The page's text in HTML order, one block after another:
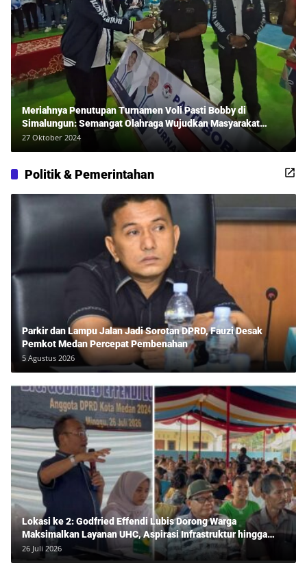
Meriahnya Penutupan Turnamen Voli Pasti Bobby di
Simalungun: Semangat Olahraga Wujudkan Masyarakat
Sehat Bersama Erwan Rozadi dan Ribuan Penonton!
27 Oktober 2024
Politik & Pemerintahan
Parkir dan Lampu Jalan Jadi Sorotan DPRD, Fauzi Desak
Pemkot Medan Percepat Pembenahan
5 Agustus 2026
Lokasi ke 2: Godfried Effendi Lubis Dorong Warga
Maksimalkan Layanan UHC, Aspirasi Infrastruktur hingga
Pendidikan Mengemuka dalam Reses Medan Amplas
26 Juli 2026